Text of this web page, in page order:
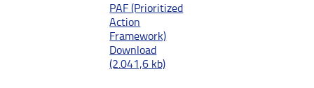
PAF (Prioritized
Action
Framework)
Download
(2.041,6 kb)